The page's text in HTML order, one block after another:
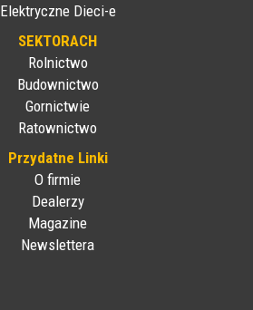
Elektryczne Dieci-e
SEKTORACH
Rolnictwo
Budownictwo
Gornictwie
Ratownictwo
Przydatne Linki
O firmie
Dealerzy
Magazine
Newslettera